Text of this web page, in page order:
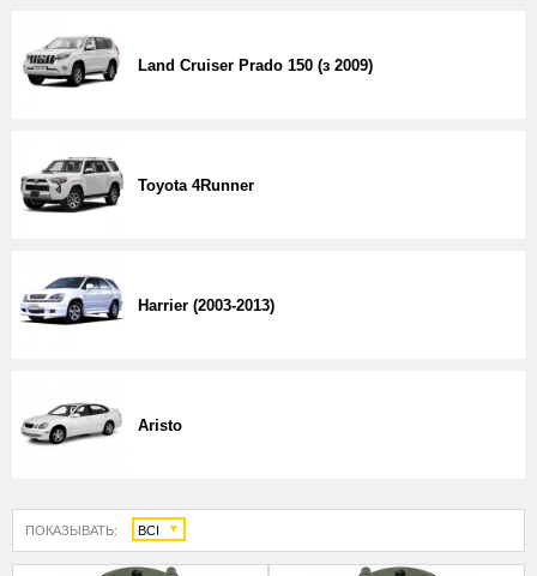
Land Cruiser Prado 150 (з 2009)
Toyota 4Runner
Harrier (2003-2013)
Aristo
ПОКАЗЫВАТЬ: ВСІ